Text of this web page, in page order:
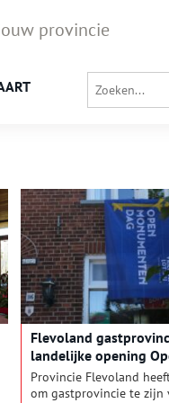
provincie
Flevoland
landelijke opening
Monumentendag
Provincie Flevoland
om gastprovincie te zijn